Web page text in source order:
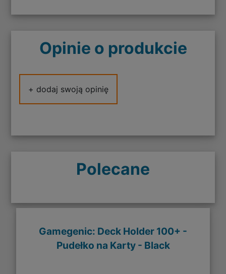
Opinie o produkcie
+ dodaj swoją opinię
Polecane
Gamegenic: Deck Holder 100+ -
Pudełko na Karty - Black